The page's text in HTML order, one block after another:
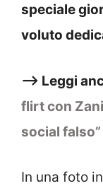
speciale
voluto
–> Leggi
flirt con
social falso”
In una foto